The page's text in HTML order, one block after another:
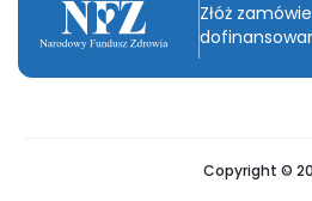
Złóż
Copyright ©